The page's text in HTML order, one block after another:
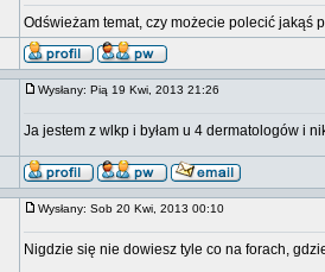
Odświeżam temat, czy możecie polecić jakąś
Wysłany: Pią 19 Kwi, 2013 21:26
Ja jestem z wlkp i byłam u 4 dermatologów i
Wysłany: Sob 20 Kwi, 2013 00:10
Nigdzie się nie dowiesz tyle co na forach,